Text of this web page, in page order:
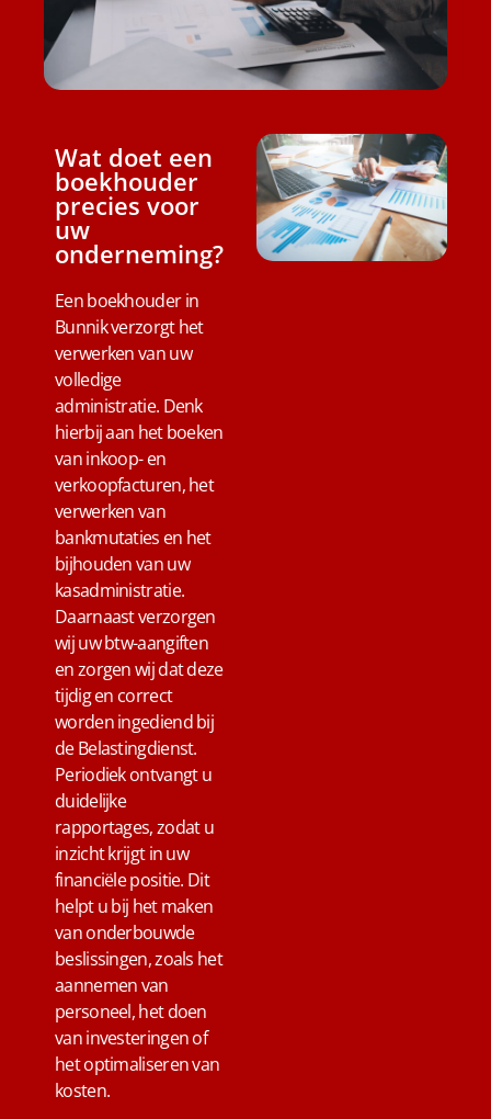
Wat doet een
boekhouder
precies voor
uw
onderneming?
Een boekhouder in
Bunnik verzorgt het
verwerken van uw
volledige
administratie. Denk
hierbij aan het boeken
van inkoop- en
verkoopfacturen, het
verwerken van
bankmutaties en het
bijhouden van uw
kasadministratie.
Daarnaast verzorgen
wij uw btw-aangiften
en zorgen wij dat deze
tijdig en correct
worden ingediend bij
de Belastingdienst.
Periodiek ontvangt u
duidelijke
rapportages, zodat u
inzicht krijgt in uw
financiële positie. Dit
helpt u bij het maken
van onderbouwde
beslissingen, zoals het
aannemen van
personeel, het doen
van investeringen of
het optimaliseren van
kosten.